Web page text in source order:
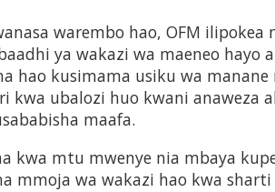
warembo hao, OFM
ya wakazi wa maeneo hayo
hao kusimama usiku wa
kwa ubalozi huo kwani anaweza
maafa.
kwa mtu mwenye nia mbaya
mmoja wa wakazi hao kwa